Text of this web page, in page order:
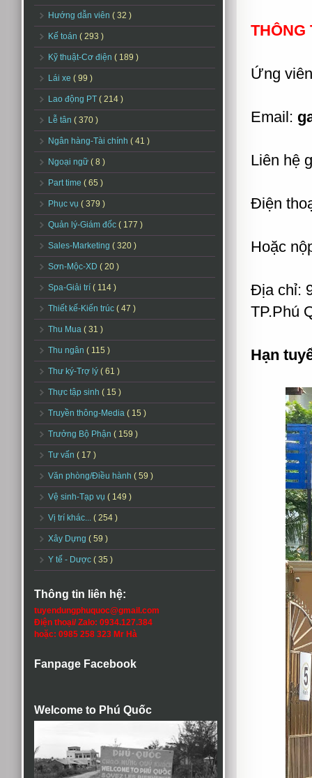
Hướng dẫn viên ( 32 )
Kế toán ( 293 )
Kỹ thuật-Cơ điện ( 189 )
Lái xe ( 99 )
Lao động PT ( 214 )
Lễ tân ( 370 )
Ngân hàng-Tài chính ( 41 )
Ngoại ngữ ( 8 )
Part time ( 65 )
Phục vụ ( 379 )
Quản lý-Giám đốc ( 177 )
Sales-Marketing ( 320 )
Sơn-Mộc-XD ( 20 )
Spa-Giải trí ( 114 )
Thiết kế-Kiến trúc ( 47 )
Thu Mua ( 31 )
Thu ngân ( 115 )
Thư ký-Trợ lý ( 61 )
Thực tập sinh ( 15 )
Truyền thông-Media ( 15 )
Trưởng Bộ Phận ( 159 )
Tư vấn ( 17 )
Văn phòng/Điều hành ( 59 )
Vệ sinh-Tạp vụ ( 149 )
Vị trí khác... ( 254 )
Xây Dựng ( 59 )
Y tế - Dược ( 35 )
Thông tin liên hệ:
tuyendungphuquoc@gmail.com
Điện thoại/ Zalo: 0934.127.384
hoặc: 0985 258 323 Mr Hà
Fanpage Facebook
Welcome to Phú Quốc
THÔNG
Ứng
Email:
Liên hệ
Điện
Hoặc
Địa chỉ:
TP.Phú
Hạn